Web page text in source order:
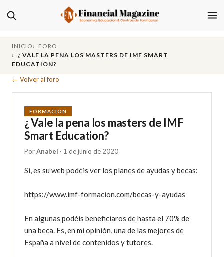
INICIO
FORO
¿ VALE LA PENA LOS MASTERS DE IMF SMART
EDUCATION?
← Volver al foro
FORMACION
¿ Vale la pena los masters de IMF
Smart Education?
PorAnabel · 1 de junio de 2020
Si, es su web podéis ver los planes de ayudas y becas:
https://www.imf-formacion.com/becas-y-ayudas
En algunas podéis beneficiaros de hasta el 70% de
una beca. Es, en mi opinión, una de las mejores de
España a nivel de contenidos y tutores.